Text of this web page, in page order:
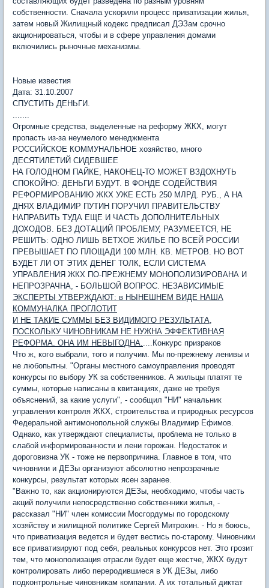
собственности. Сначала ускорили процесс приватизации жилья,
затем новый Жилищный кодекс предписал ДЭЗам срочно
акционироваться, чтобы и в сфере управления домами
включились рыночные механизмы.
Новые известия
Дата: 31.10.2007
СПУСТИТЬ ДЕНЬГИ.
Огромные средства, выделенные на реформу ЖКХ, могут
пропасть из-за неумелого менеджмента
РОССИЙСКОЕ КОММУНАЛЬНОЕ хозяйство, много
ДЕСЯТИЛЕТИЙ СИДЕВШЕЕ
НА ГОЛОДНОМ ПАЙКЕ, НАКОНЕЦ-ТО МОЖЕТ ВЗДОХНУТЬ
СПОКОЙНО: ДЕНЬГИ БУДУТ. В ФОНДЕ СОДЕЙСТВИЯ
РЕФОРМИРОВАНИЮ ЖКХ УЖЕ ЕСТЬ 250 МЛРД. РУБ., А НА
ДНЯХ ВЛАДИМИР ПУТИН ПОРУЧИЛ ПРАВИТЕЛЬСТВУ
НАПРАВИТЬ ТУДА ЕЩЕ И ЧАСТЬ ДОПОЛНИТЕЛЬНЫХ
ДОХОДОВ. БЕЗ ДОТАЦИЙ ПРОБЛЕМУ, РАЗУМЕЕТСЯ, НЕ
РЕШИТЬ: ОДНО ЛИШЬ ВЕТХОЕ ЖИЛЬЕ ПО ВСЕЙ РОССИИ
ПРЕВЫШАЕТ ПО ПЛОЩАДИ 100 МЛН. КВ. МЕТРОВ. НО ВОТ
БУДЕТ ЛИ ОТ ЭТИХ ДЕНЕГ ТОЛК, ЕСЛИ СИСТЕМА
УПРАВЛЕНИЯ ЖКХ ПО-ПРЕЖНЕМУ МОНОПОЛИЗИРОВАНА И
НЕПРОЗРАЧНА, - БОЛЬШОЙ ВОПРОС. НЕЗАВИСИМЫЕ
ЭКСПЕРТЫ УТВЕРЖДАЮТ: в НЫНЕШНЕМ ВИДЕ НАША
КОММУНАЛКА ПРОГЛОТИТ
И НЕ ТАКИЕ СУММЫ БЕЗ ВИДИМОГО РЕЗУЛЬТАТА,
ПОСКОЛЬКУ ЧИНОВНИКАМ НЕ НУЖНА ЭФФЕКТИВНАЯ
РЕФОРМА. ОНА ИМ НЕВЫГОДНА.
....Конкурс призраков
Что ж, кого выбрали, того и получим. Мы по-прежнему ленивы и
не любопытны. "Органы местного самоуправления проводят
конкурсы по выбору УК за собственников. А жильцы платят те
суммы, которые написаны в квитанциях, даже не требуя
объяснений, за какие услуги", - сообщил "НИ" начальник
управления контроля ЖКХ, строительства и природных ресурсов
Федеральной антимонопольной службы Владимир Ефимов.
Однако, как утверждают специалисты, проблема не только в
слабой информированности и лени горожан. Недостаток и
дороговизна УК - тоже не первопричина. Главное в том, что
чиновники и ДЕЗы организуют абсолютно непрозрачные
конкурсы, результат которых ясен заранее.
"Важно то, как акционируются ДЕЗы, необходимо, чтобы часть
акций получили непосредственно собственники жилья, -
рассказал "НИ" член комиссии Мосгордумы по городскому
хозяйству и жилищной политике Сергей Митрохин. - Но я боюсь,
что приватизация ведется и будет вестись по-старому. Чиновники
все приватизируют под себя, реальных конкурсов нет. Это грозит
тем, что монополизация отрасли будет еще жестче, ЖКХ будут
контролировать либо переродившиеся в УК ДЕЗы, либо
подконтрольные чиновникам компании. А их тотальный диктат